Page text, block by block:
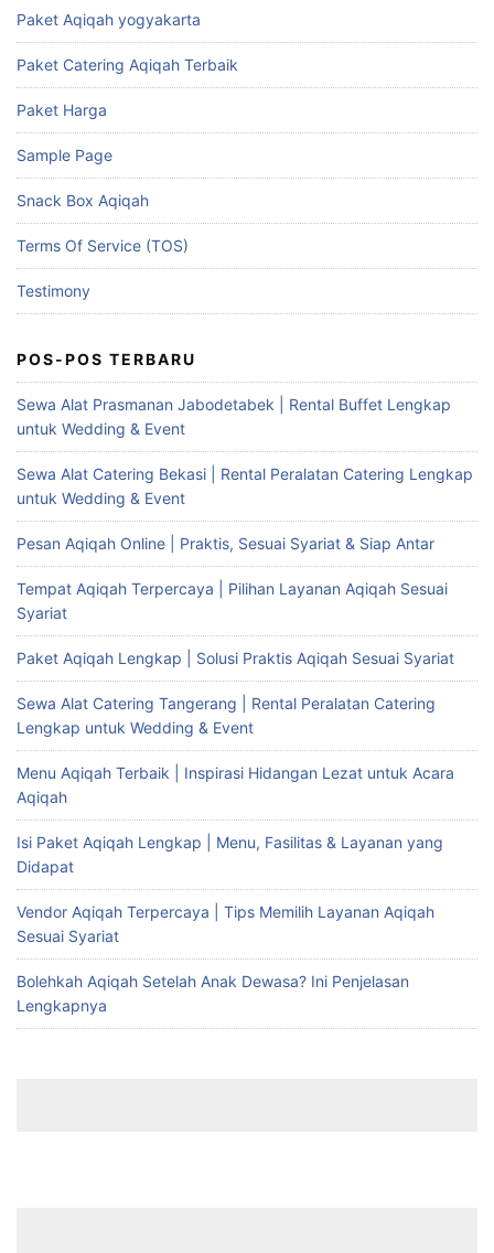
Paket Aqiqah yogyakarta
Paket Catering Aqiqah Terbaik
Paket Harga
Sample Page
Snack Box Aqiqah
Terms Of Service (TOS)
Testimony
POS-POS TERBARU
Sewa Alat Prasmanan Jabodetabek | Rental Buffet Lengkap
untuk Wedding & Event
Sewa Alat Catering Bekasi | Rental Peralatan Catering Lengkap
untuk Wedding & Event
Pesan Aqiqah Online | Praktis, Sesuai Syariat & Siap Antar
Tempat Aqiqah Terpercaya | Pilihan Layanan Aqiqah Sesuai
Syariat
Paket Aqiqah Lengkap | Solusi Praktis Aqiqah Sesuai Syariat
Sewa Alat Catering Tangerang | Rental Peralatan Catering
Lengkap untuk Wedding & Event
Menu Aqiqah Terbaik | Inspirasi Hidangan Lezat untuk Acara
Aqiqah
Isi Paket Aqiqah Lengkap | Menu, Fasilitas & Layanan yang
Didapat
Vendor Aqiqah Terpercaya | Tips Memilih Layanan Aqiqah
Sesuai Syariat
Bolehkah Aqiqah Setelah Anak Dewasa? Ini Penjelasan
Lengkapnya